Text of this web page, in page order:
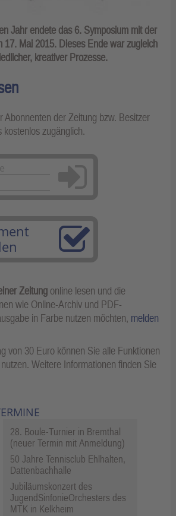
Jahr endete das 6. Symposium mit der
17. Mai 2015. Dieses Ende war zugleich
kreativer Prozesse.
Abonnenten der Zeitung bzw. Besitzer
zugänglich.
Anmelden
Zeitung online lesen und die
wie Online-Archiv und PDF-
in Farbe nutzen möchten, melden
von 30 Euro können Sie alle Funktionen
Weitere Informationen finden Sie
28. Boule-Turnier in Bremthal
(neuer Termin mit Anmeldung)
50 Jahre Tennisclub Ehlhalten,
Dattenbachhalle
Jubiläumskonzert des
JugendSinfonieOrchesters des
MTK in Kelkheim